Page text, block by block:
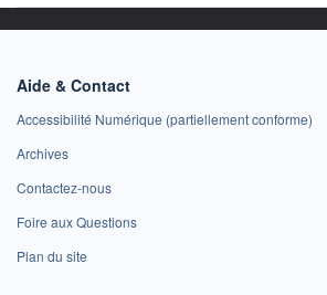
Aide & Contact
Accessibilité Numérique (partiellement conforme)
Archives
Contactez-nous
Foire aux Questions
Plan du site